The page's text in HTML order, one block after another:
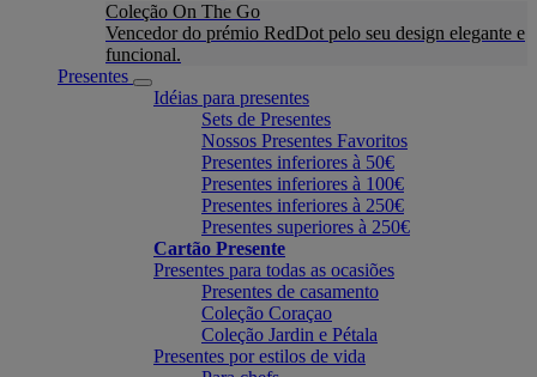
Coleção On The Go
Vencedor do prémio RedDot pelo seu design elegante e
funcional.
Presentes
Idéias para presentes
Sets de Presentes
Nossos Presentes Favoritos
Presentes inferiores à 50€
Presentes inferiores à 100€
Presentes inferiores à 250€
Presentes superiores à 250€
Cartão Presente
Presentes para todas as ocasiões
Presentes de casamento
Coleção Coraçao
Coleção Jardin e Pétala
Presentes por estilos de vida